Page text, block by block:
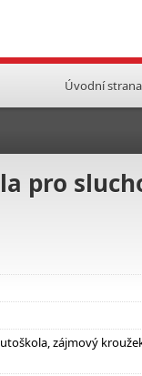
Úvodní strana
pro
zájmový